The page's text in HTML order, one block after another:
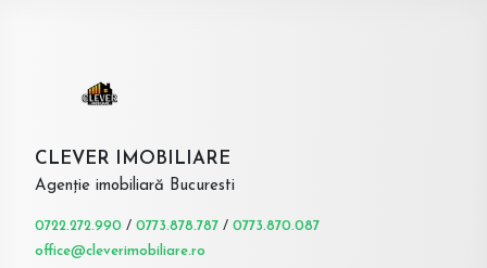
CLEVER IMOBILIARE
Agenție imobiliară Bucuresti
0722.272.990 / 0773.878.787 / 0773.870.087
office@cleverimobiliare.ro